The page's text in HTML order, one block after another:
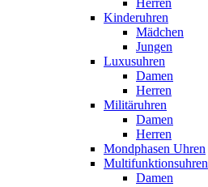
Herren
Kinderuhren
Mädchen
Jungen
Luxusuhren
Damen
Herren
Militäruhren
Damen
Herren
Mondphasen Uhren
Multifunktionsuhren
Damen